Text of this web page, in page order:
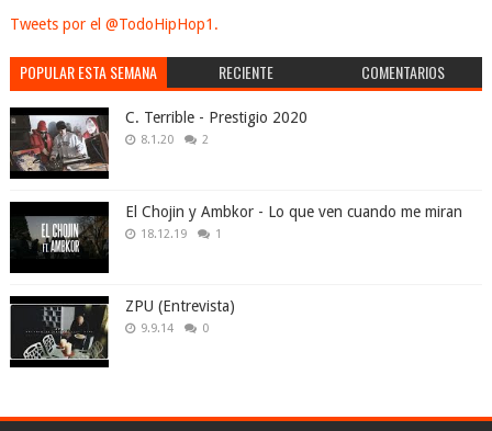
Tweets por el @TodoHipHop1.
POPULAR ESTA SEMANA RECIENTE COMENTARIOS
C. Terrible - Prestigio 2020
8.1.20 2
El Chojin y Ambkor - Lo que ven cuando me miran
18.12.19 1
ZPU (Entrevista)
9.9.14 0